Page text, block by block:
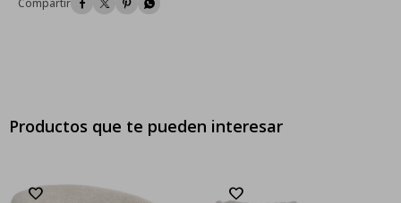
   
Productos que te pueden interesar